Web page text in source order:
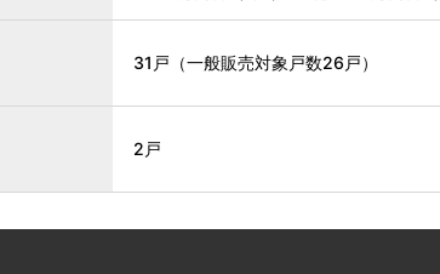
31戸（一般販売対象戸数26戸）
2戸